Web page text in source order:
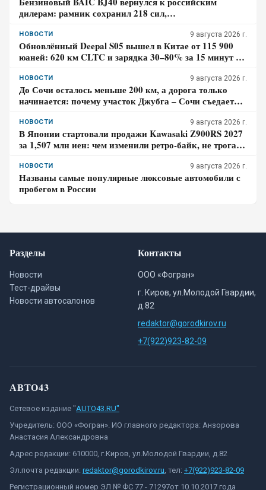
дилерам: рамник сохранил 218 сил,
НОВОСТИ 9 августа 2026 г.
Обновлённый Deepal S05 вышел в Китае от 115 900
юаней: 620 км CLTC и зарядка 30–80% за 15 минут –
НОВОСТИ 9 августа 2026 г.
До Сочи осталось меньше 200 км, а дорога только
начинается: почему участок Джубга – Сочи съедает
НОВОСТИ 9 августа 2026 г.
В Японии стартовали продажи Kawasaki Z900RS 2027
за 1,507 млн иен: чем изменили ретро-байк, не трогая
НОВОСТИ 9 августа 2026 г.
Названы самые популярные люксовые автомобили с
пробегом в России
Разделы
Новости
Тест-драйвы
Новости автосалонов
Контакты
ООО «Фогран»
г. Киров, ул.Молодой Гвардии,
д.82
redaktor@gorodkirov.ru
+7(922)923-82-09
АВТО43
Сетевое издание "AUTO43.RU"
Учредитель: ООО «Фогран». ИО главного редактора: Анзорова
Анастасия Александровна
Адрес редакции: 610000, г.Киров, ул.Молодой Гвардии, д.82
Эл.почта редакции: redaktor@gorodkirov.ru, тел: +7(922)923-82-09
Регистрационный номер ЭЛ № ФС 77 - 71297от 10.10.2017 года